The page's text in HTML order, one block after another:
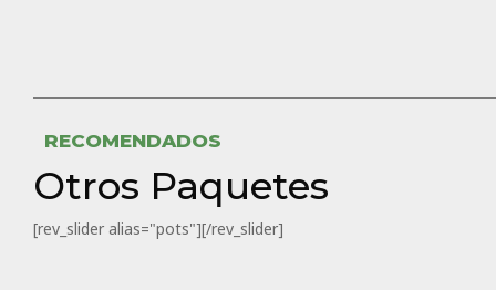
RECOMENDADOS
Otros Paquetes
[rev_slider alias="pots"][/rev_slider]